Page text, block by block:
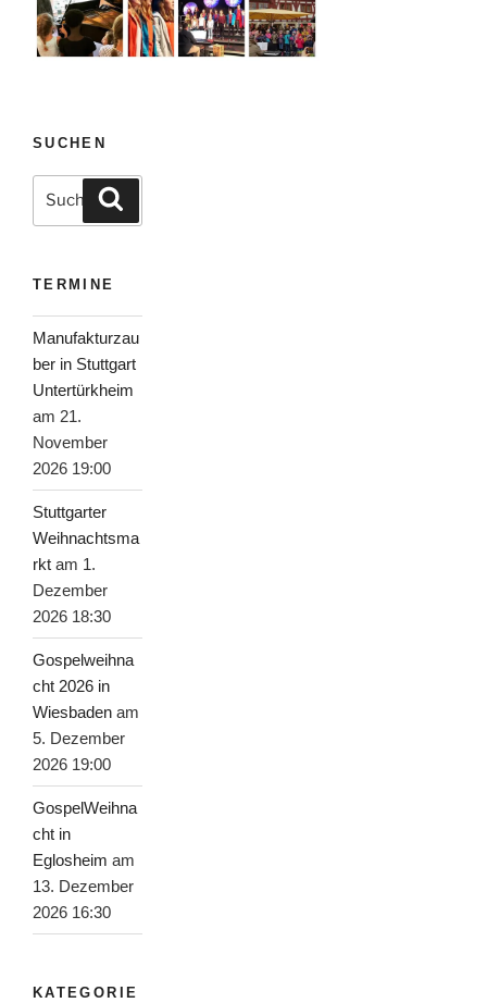
SUCHEN
nach:
TERMINE
Manufakturzau
ber in Stuttgart
Untertürkheim
am 21.
November
2026 19:00
Stuttgarter
Weihnachtsma
rkt am 1.
Dezember
2026 18:30
Gospelweihna
cht 2026 in
Wiesbaden am
5. Dezember
2026 19:00
GospelWeihna
cht in
Eglosheim am
13. Dezember
2026 16:30
KATEGORIE